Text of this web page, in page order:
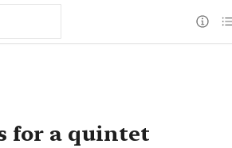
for a quintet